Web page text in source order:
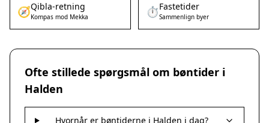
🧭Qibla-retning
Kompas mod Mekka ⏱️Fastetider
Sammenlign byer
Ofte stillede spørgsmål om bøntider i
Halden
Hvornår er bøntiderne i Halden i dag?